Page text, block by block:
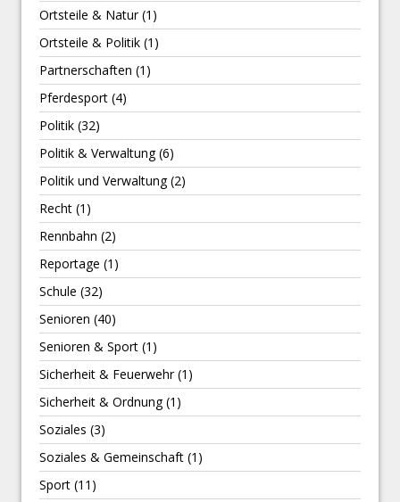
Ortsteile & Natur(1)
Ortsteile & Politik (1)
Partnerschaften (1)
Pferdesport (4)
Politik (32)
Politik & Verwaltung(6)
Politik und Verwaltung(2)
Recht (1)
Rennbahn (2)
Reportage (1)
Schule (32)
Senioren (40)
Senioren & Sport (1)
Sicherheit & Feuerwehr(1)
Sicherheit & Ordnung(1)
Soziales (3)
Soziales & Gemeinschaft (1)
Sport (11)